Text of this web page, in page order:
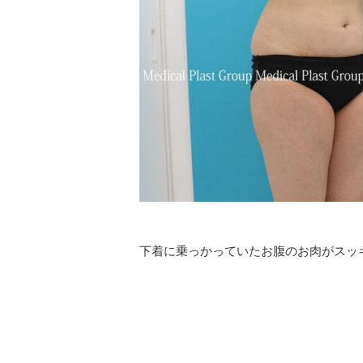
下着に乗っかっていたお腹のお肉がスッ